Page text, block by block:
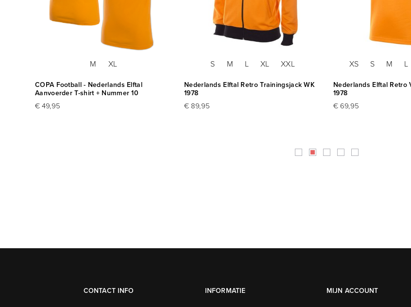
M XL
COPA Football - Nederlands Elftal
Aanvoerder T-shirt + Nummer 10
€ 49,95
S M L XL XXL
Nederlands Elftal Retro Trainingsjack WK
1978
€ 89,95
XS S M L
Nederlands Elftal Retro
1978
€ 69,95
CONTACT INFO INFORMATIE MIJN ACCOUNT